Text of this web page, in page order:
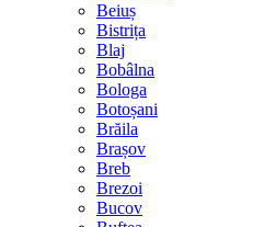
Beiuș
Bistrița
Blaj
Bobâlna
Bologa
Botoșani
Brăila
Brașov
Breb
Brezoi
Bucov